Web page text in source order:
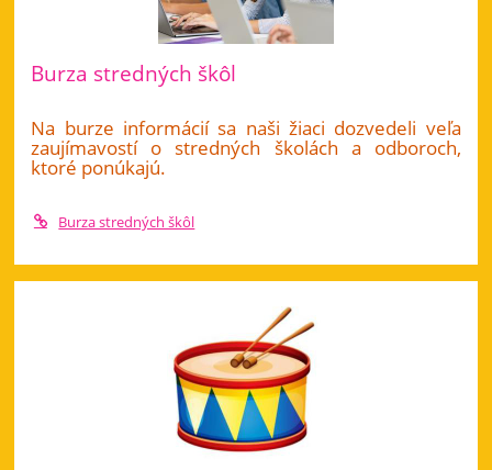
Burza stredných škôl
Na burze informácií sa naši žiaci dozvedeli veľa
zaujímavostí o stredných školách a odboroch,
ktoré ponúkajú.
Burza stredných škôl